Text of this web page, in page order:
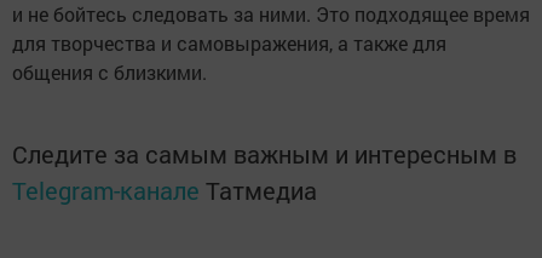
и не бойтесь следовать за ними. Это подходящее время
для творчества и самовыражения, а также для
общения с близкими.
Следите за самым важным и интересным в
Telegram-канале Татмедиа